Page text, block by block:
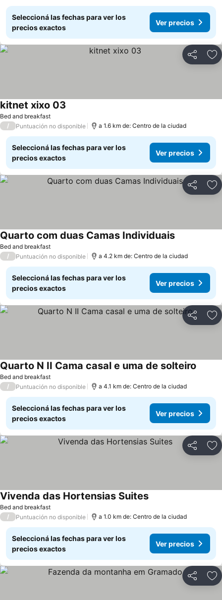
Seleccioná las fechas para ver los
precios exactos
Ver precios
Compartir
Bed and breakfast
kitnet xixo 03
/ Puntuación no disponible a 1.6 km de: Centro de la ciudad
Seleccioná las fechas para ver los
precios exactos
Ver precios
Compartir
Bed and breakfast
Quarto com duas Camas Individuais
/ Puntuación no disponible a 4.2 km de: Centro de la ciudad
Seleccioná las fechas para ver los
precios exactos
Ver precios
Compartir
Bed and breakfast
Quarto N II Cama casal e uma de solteiro
/ Puntuación no disponible a 4.1 km de: Centro de la ciudad
Seleccioná las fechas para ver los
precios exactos
Ver precios
Compartir
Bed and breakfast
Vivenda das Hortensias Suites
/ Puntuación no disponible a 1.0 km de: Centro de la ciudad
Seleccioná las fechas para ver los
precios exactos
Ver precios
Compartir